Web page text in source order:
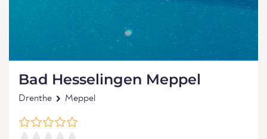
Bad Hesselingen Meppel
Drenthe Meppel